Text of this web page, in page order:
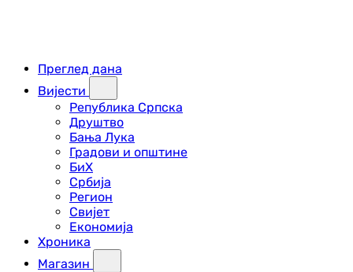
Преглед дана
Вијести
Република Српска
Друштво
Бања Лука
Градови и општине
БиХ
Србија
Регион
Свијет
Економија
Хроника
Магазин